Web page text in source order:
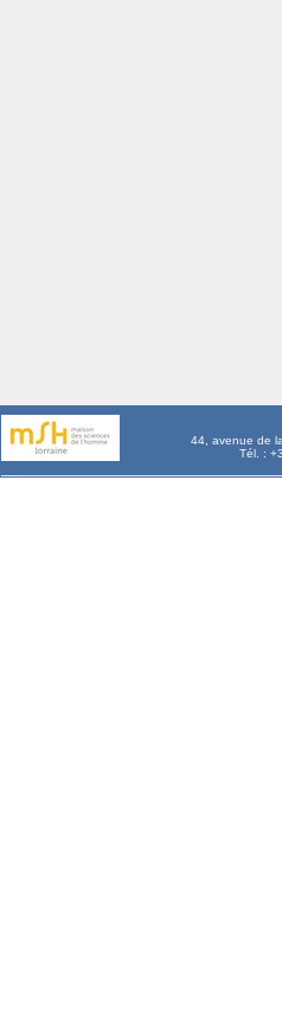
44, avenue de
Tél. :